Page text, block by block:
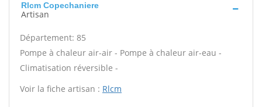
Rlcm Copechaniere
Artisan
Département: 85
Pompe à chaleur air-air - Pompe à chaleur air-eau -
Climatisation réversible -
Voir la fiche artisan : Rlcm